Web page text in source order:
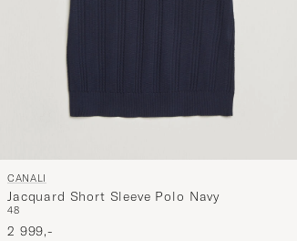
CANALI
Jacquard Short Sleeve Polo Navy
48
2 999,-